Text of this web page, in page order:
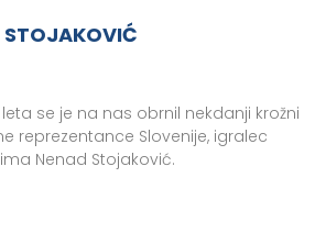
STOJAKOVIĆ
se je na nas obrnil nekdanji krožni
reprezentance Slovenije, igralec
Nenad Stojaković.